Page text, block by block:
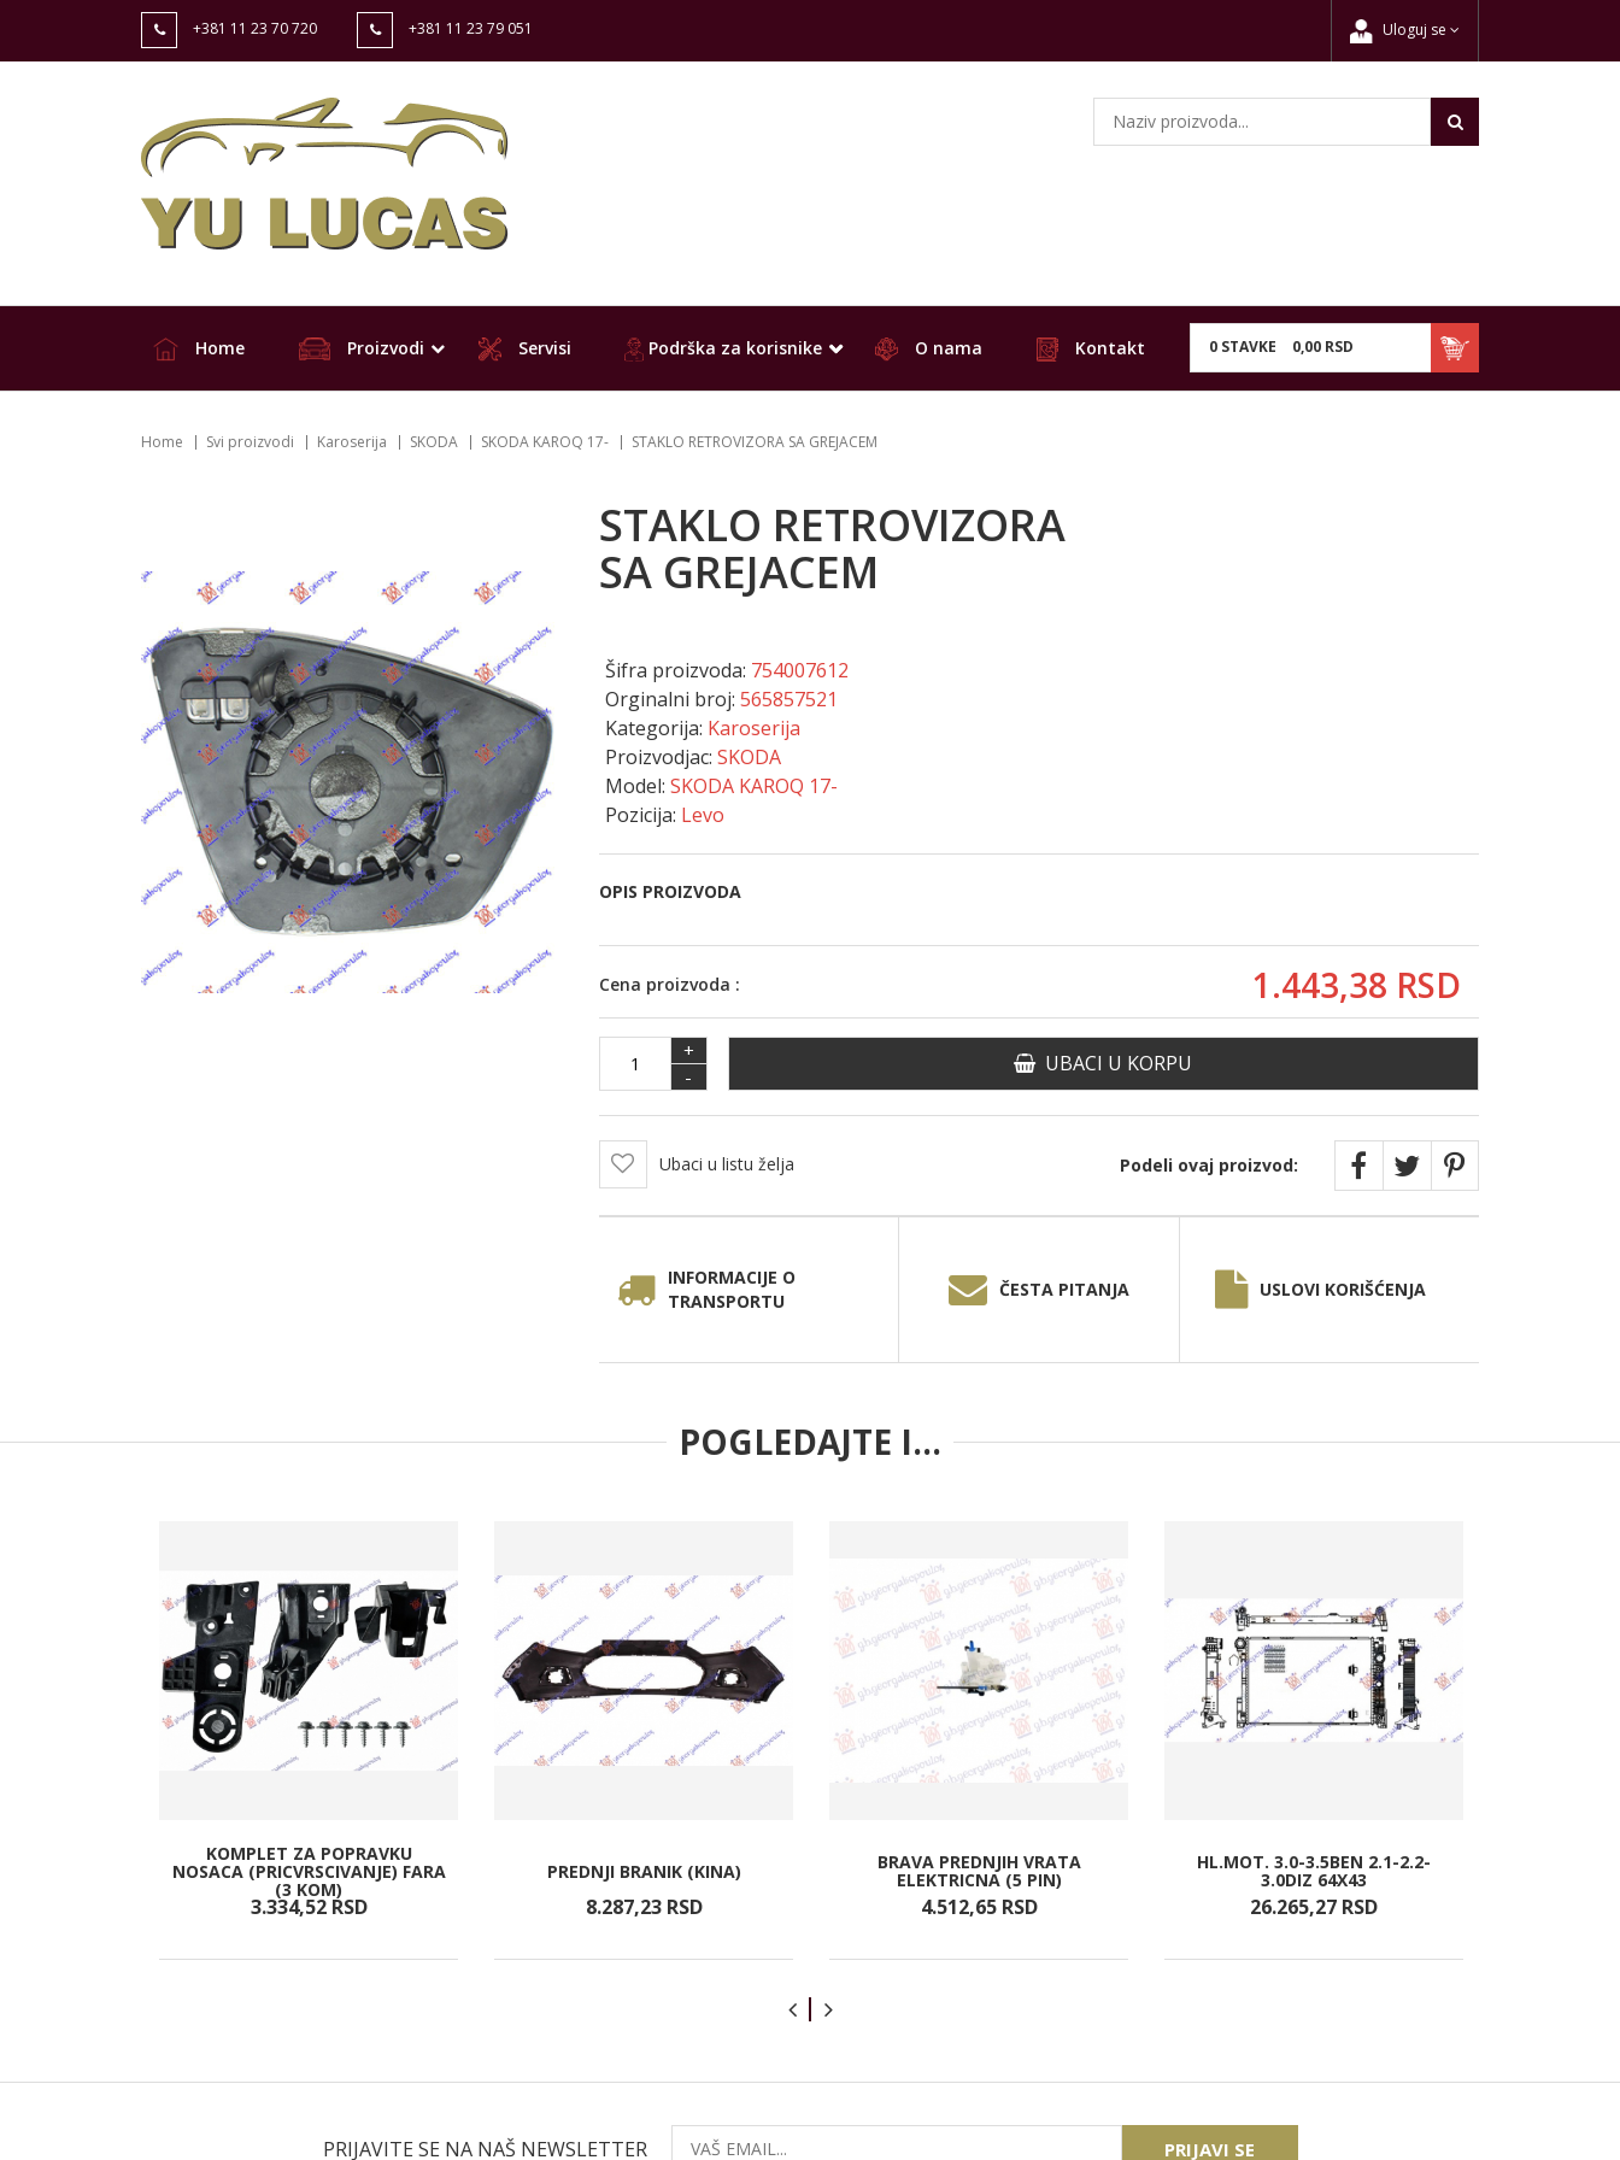
+381 11 23 70 720 +381 11 23 79 051 Uloguj se
0 STAVKE 0,00 RSD
Home Proizvodi Servisi Podrška za korisnike O nama Kontakt
Home Svi proizvodi Karoserija SKODA SKODA KAROQ 17- STAKLO RETROVIZORA SA GREJACEM
STAKLO RETROVIZORA
SA GREJACEM
Šifra proizvoda: 754007612
Orginalni broj: 565857521
Kategorija: Karoserija
Proizvodjac: SKODA
Model: SKODA KAROQ 17-
Pozicija: Levo
OPIS PROIZVODA
Cena proizvoda : 1.443,38 RSD
+
-
UBACI U KORPU
Ubaci u listu želja Podeli ovaj proizvod:
INFORMACIJE O
TRANSPORTU
ČESTA PITANJA USLOVI KORIŠĆENJA
POGLEDAJTE I...
KOMPLET ZA POPRAVKU
NOSACA (PRICVRSCIVANJE) FARA
(3 KOM)
3.334,52 RSD
PREDNJI BRANIK (KINA)
8.287,23 RSD
BRAVA PREDNJIH VRATA
ELEKTRICNA (5 PIN)
4.512,65 RSD
HL.MOT. 3.0-3.5BEN 2.1-2.2-
3.0DIZ 64X43
26.265,27 RSD
PRIJAVITE SE NA NAŠ NEWSLETTER PRIJAVI SE